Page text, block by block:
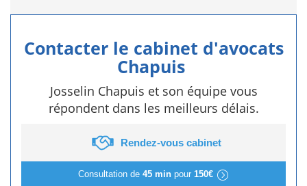
Contacter le cabinet d'avocats
Chapuis
Josselin Chapuis et son équipe vous
répondent dans les meilleurs délais.
Rendez-vous cabinet
Consultation de 45 minpour 150€